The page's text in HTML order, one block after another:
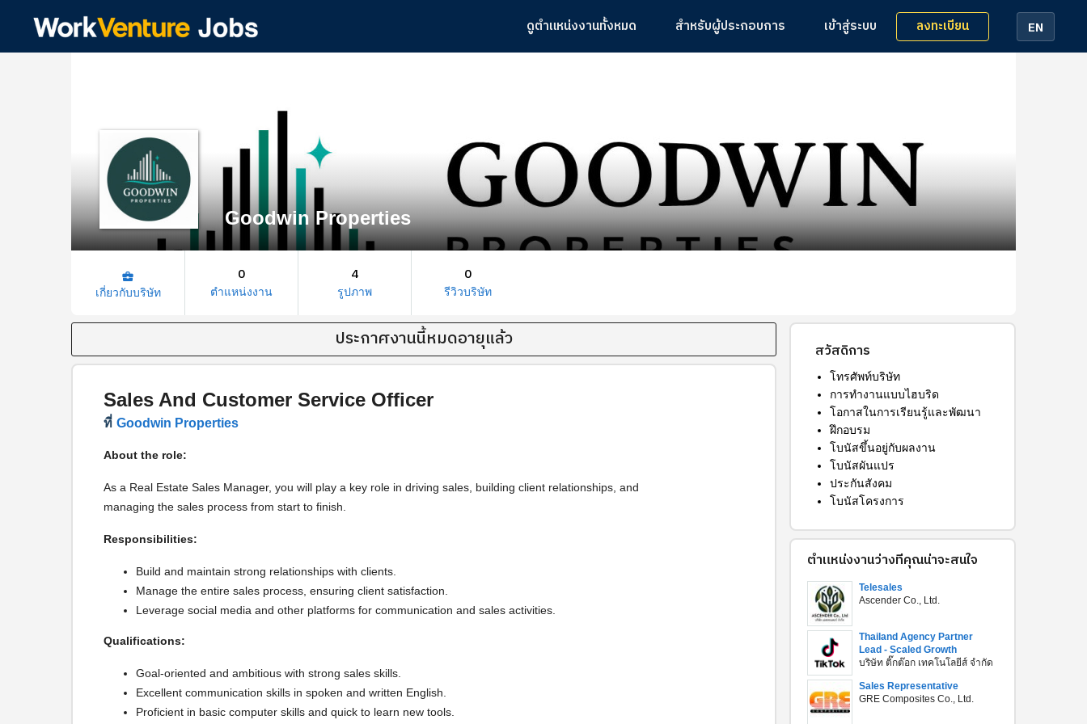
ดูตำแหน่งงานทั้งหมด สำหรับผู้ประกอบการ เข้าสู่ระบบ ลงทะเบียน EN
Goodwin Properties
business_center
เกี่ยวกับบริษัท
0
ตำแหน่งงาน
4
รูปภาพ
0
รีวิวบริษัท
ประกาศงานนี้หมดอายุแล้ว
Sales And Customer Service Officer
ที่ Goodwin Properties
About the role:
As a Real Estate Sales Manager, you will play a key role in driving sales, building client relationships, and
managing the sales process from start to finish.
Responsibilities:
Build and maintain strong relationships with clients.
Manage the entire sales process, ensuring client satisfaction.
Leverage social media and other platforms for communication and sales activities.
Qualifications:
Goal-oriented and ambitious with strong sales skills.
Excellent communication skills in spoken and written English.
Proficient in basic computer skills and quick to learn new tools.
สวัสดิการ
โทรศัพท์บริษัท
การทำงานแบบไฮบริด
โอกาสในการเรียนรู้และพัฒนา
ฝึกอบรม
โบนัสขึ้นอยู่กับผลงาน
โบนัสผันแปร
ประกันสังคม
โบนัสโครงการ
ตำแหน่งงานว่างที่คุณน่าจะสนใจ
Telesales
Ascender Co., Ltd.
Thailand Agency Partner
Lead - Scaled Growth
บริษัท ติ๊กต๊อก เทคโนโลยีส์ จำกัด
Sales Representative
GRE Composites Co., Ltd.